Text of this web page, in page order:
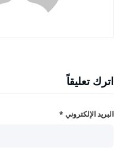
اترك تعليقاً
البريد الإلكتروني *